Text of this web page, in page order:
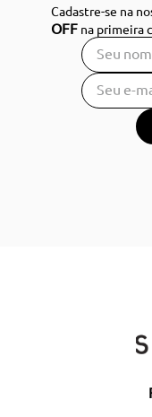
Cadastre-se na
OFF na primeira